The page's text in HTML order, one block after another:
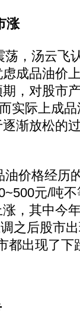
涨
，汤云飞
成品油价
，对股市
实际上成
渐放松的
价格经历
元/吨
，其中今
之后股市
都出现了下